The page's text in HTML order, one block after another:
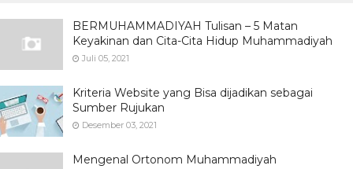
BERMUHAMMADIYAH Tulisan – 5 Matan
Keyakinan dan Cita-Cita Hidup Muhammadiyah
Juli 05, 2021
Kriteria Website yang Bisa dijadikan sebagai
Sumber Rujukan
Desember 03, 2021
Mengenal Ortonom Muhammadiyah